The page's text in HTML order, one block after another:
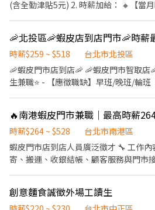
給班，時間彈性好安排! 【內場】: 食材處理、出餐、碗盤清潔、環
提撥、意外險)。 2.免費員餐、不定期
折、員工與親友同行7折。 3.福委會活動
高$32,000、 獎助學金$1,000~$3,000
金$5,000~$8,800、 住院慰問金
$1,100~$3,100。 5.年度免費健檢。 6.
可談!) 7.有機會轉正式員工。 🌟年資累
夥伴，快加入我們吧!!💯
(含全勤津貼5元) 2. 時薪加給： 🔸【當
間》： 早班:10:00-15:00(可面議，現場
面議，現場討論) 晚班:18:00-23:00(可面
班:22:00-24:30(可面議，現場討論) 🌟
班4~6H，時間彈性可面議! 🔸週給班，時間彈性
食材處理、出餐、碗盤清潔、環境維護等。 📍《福利制度》：
期店鋪聚會、在職員工用餐6折、員工
動: 春酒抽獎、節慶禮品等。 4.獎金與津
$1,000~$3,000、 結婚禮金$3,600、 生
院慰問金$2,000~$5,000、 喪事慰問金
健檢。 6.可配合學校實習(計時/全時皆
🌟年資累計、底薪依考核調升、符合條
時薪$259 ~ $518
台北市北投區
🦐蝦皮門市店到店🦐 🦐蝦皮門市智取店
生兼職⭐ - 【應徵職缺】早班/晚班/輪班 【工作內容】 一般店 - 包裹
店面實習▶️ 【工作時間】 ⭐一般店⭐ 輪班人員 - 早班11:00~19:30、
晚班14:15~22:45 (需輪班) 早班時薪 -
晚班時薪 - 18:45~22:45、16:15~22:45
加班半小時到一小時 實際排班時數依主管安排 ⭐智取店⭐ 早
22:30、17:30-22:30、17:30-23:30 夜
多會加班半小時到一小時 實際排班時數依主管安排 【
時薪$264 ~ $528
台北市南港區
蝦皮門市店到店人員廣泛徵才 🔧 工作內容 🔸 一般有人店：包裹收
寄、搬運、收銀結帳、顧客服務與門市接待 🔸 智取無人店：
有人店 ⭐ 📌 兼職時薪人員 早班：11:00~17:30
創意麵食誠徵外場工讀生